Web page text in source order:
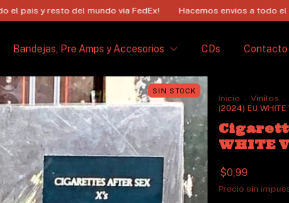
del mundo via FedEx! Hacemos envios a todo el pais y resto
Bandejas, Pre Amps y Accesorios CDs Contacto
SIN STOCK
Inicio . Vinilos .
(2024) EU WHITE
WHITE
$0,99
Precio sin